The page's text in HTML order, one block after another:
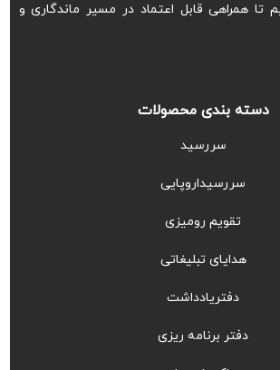
همراهی قابل اعتماد در مسیر ماندگاری و
دسته بندی محصولات
سررسید
سررسیداروپایی
تقویم رومیزی
هدایای تبلیغاتی
دفتریادداشت
دفتر برنامه ریزی